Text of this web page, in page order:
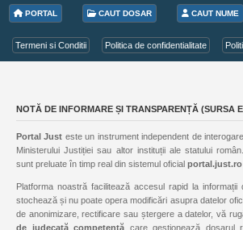
PORTAL CAUT DOSAR CAUT NUME
Termeni si Conditii Politica de confidentialitate
NOTĂ DE INFORMARE ȘI TRANSPARENȚĂ (SURSA
Portal Just este un instrument independent de
Ministerului Justiției sau altor instituții ale statului
sunt preluate în timp real din sistemul oficial portal.just.ro
Platforma noastră facilitează accesul rapid la informații
stochează și nu poate opera modificări asupra datelor
de anonimizare, rectificare sau ștergere a datelor, vă
de judecată competentă care gestionează dosarul